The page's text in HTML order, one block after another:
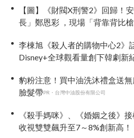
【圖】《財閥X刑警2》回歸！
長」鄭恩彩 ，現場「背靠背比
李棟旭《殺人者的購物中心2》
Disney+全球觀看量創下韓劇新
豹粉注意！買中油洗沐禮盒送
臉髮帶PR・台灣中油股份有限公司
《殺手媽咪》、《婚姻之後》
收視雙雙飆升至7～8%創新高！